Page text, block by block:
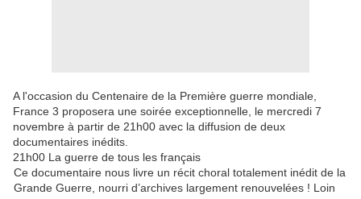
A l'occasion du Centenaire de la Première guerre mondiale,
France 3 proposera une soirée exceptionnelle, le mercredi 7
novembre à partir de 21h00 avec la diffusion de deux
documentaires inédits.
21h00 La guerre de tous les français
Ce documentaire nous livre un récit choral totalement inédit de la
Grande Guerre, nourri d’archives largement renouvelées ! Loin